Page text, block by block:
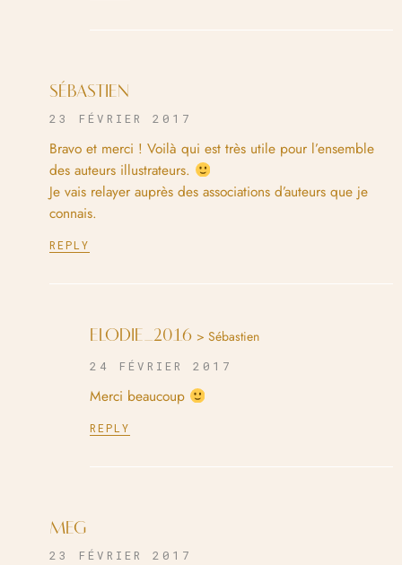
SÉBASTIEN
23 FÉVRIER 2017
Bravo et merci ! Voilà qui est très utile pour l’ensemble
des auteurs illustrateurs.
Je vais relayer auprès des associations d’auteurs que je
connais.
REPLY
ELODIE_2016 > Sébastien
24 FÉVRIER 2017
Merci beaucoup
REPLY
MEG
23 FÉVRIER 2017